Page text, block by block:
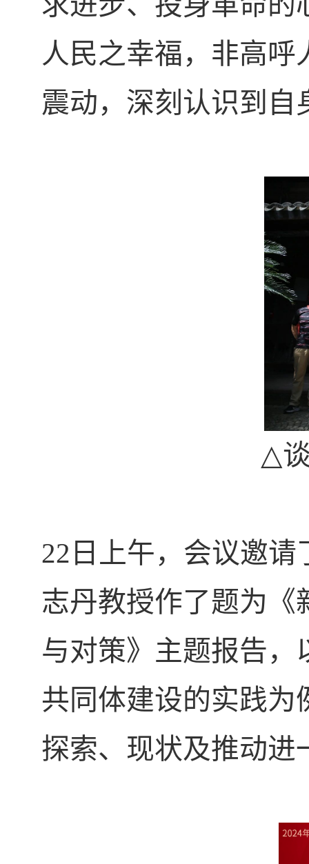
人民之幸福，非高呼
震动，深刻认识到自
△
22 日上午，会议邀
志丹教授作了题为《
与对策》主题报告，
共同体建设的实践为
探索、现状及推动进